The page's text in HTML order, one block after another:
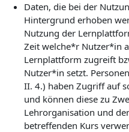
Daten, die bei der
Hintergrund erhoben
Nutzung der
Zeit welche*r Nutzer*in
Lernplattform zugreift
Nutzer*in setzt.
II. 4.) haben Zugriff auf
und können diese zu
Lehrorganisation und
betreffenden Kurs